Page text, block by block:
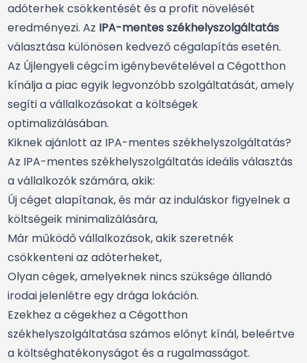
adóterhek csökkentését és a profit növelését
eredményezi. Az IPA-mentes székhelyszolgáltatás
választása különösen kedvező cégalapítás esetén.
Az Újlengyeli cégcím igénybevételével a Cégotthon
kínálja a piac egyik legvonzóbb szolgáltatását, amely
segíti a vállalkozásokat a költségek
optimalizálásában.
Kiknek ajánlott az IPA-mentes székhelyszolgáltatás?
Az IPA-mentes székhelyszolgáltatás ideális választás
a vállalkozók számára, akik:
Új céget alapítanak, és már az induláskor figyelnek a
költségeik minimalizálására,
Már működő vállalkozások, akik szeretnék
csökkenteni az adóterheket,
Olyan cégek, amelyeknek nincs szüksége állandó
irodai jelenlétre egy drága lokáción.
Ezekhez a cégekhez a Cégotthon
székhelyszolgáltatása számos előnyt kínál, beleértve
a költséghatékonyságot és a rugalmasságot.